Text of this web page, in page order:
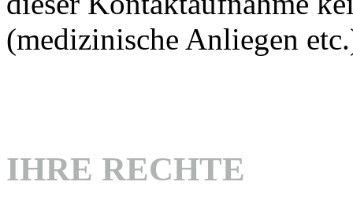
(medizinische Anliegen
IHRE RECHTE